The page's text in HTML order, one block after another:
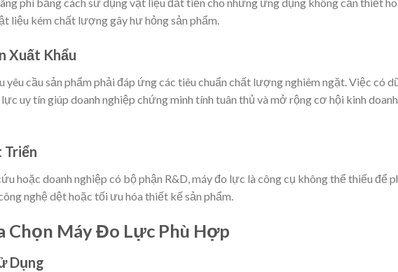
liệu kém chất lượng gây hư hỏng sản phẩm.
Xuất Khẩu
cầu sản phẩm phải đáp ứng các tiêu chuẩn chất lượng nghiêm ngặt. Việc có
uy tín giúp doanh nghiệp chứng minh tính tuân thủ và mở rộng cơ hội kinh doanh
Triển
hoặc doanh nghiệp có bộ phận R&D, máy đo lực là công cụ không thể thiếu để
nghệ dệt hoặc tối ưu hóa thiết kế sản phẩm.
Chọn Máy Đo Lực Phù Hợp
Dụng